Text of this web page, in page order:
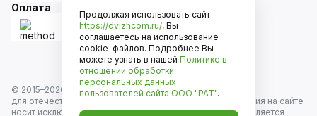
Оплата
© 2015–2026
Движком — сеть магазинов автозапчастей
для отечественных автомобилей и иномарок. Информация на сайте
носит исключительно информационный характер и не является
Продолжая использовать сайт
https://dvizhcom.ru/, Вы
соглашаетесь на использование
cookie-файлов. Подробнее Вы
можете узнать в нашей Политике в
отношении обработки
персональных данных
пользователей сайта ООО "РАТ".